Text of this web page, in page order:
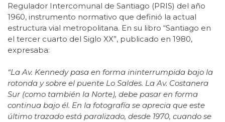
Regulador Intercomunal de Santiago (PRIS) del año
1960, instrumento normativo que definió la actual
estructura vial metropolitana. En su libro “Santiago en
el tercer cuarto del Siglo XX”, publicado en 1980,
expresaba:
“La Av. Kennedy pasa en forma ininterrumpida bajo la
rotonda y sobre el puente Lo Saldes. La Av. Costanera
Sur (como también la Norte), debe pasar en forma
continua bajo él. En la fotografía se aprecia que este
último trazado está paralizado, desde 1970, cuando se